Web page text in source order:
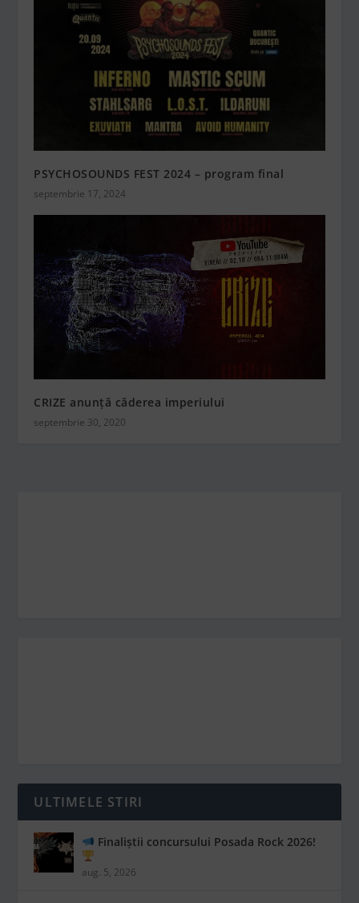
PSYCHOSOUNDS FEST 2024 – program final
septembrie 17, 2024
CRIZE anunță căderea imperiului
septembrie 30, 2020
ULTIMELE STIRI
Finaliștii concursului Posada Rock 2026!
aug. 5, 2026